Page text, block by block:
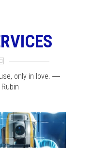
only in love. ―